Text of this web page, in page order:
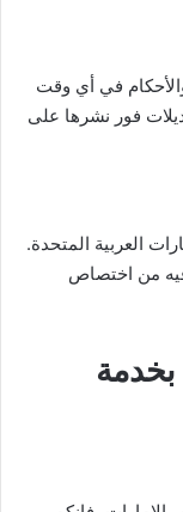
في أي وقت
فور نشرها على
العربية المتحدة.
من اختصاص